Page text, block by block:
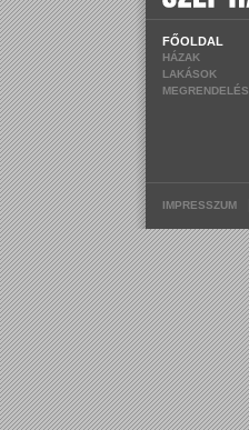
FŐOLDAL
HÁZAK
LAKÁSOK
MEGRENDELÉS
IMPRESSZUM